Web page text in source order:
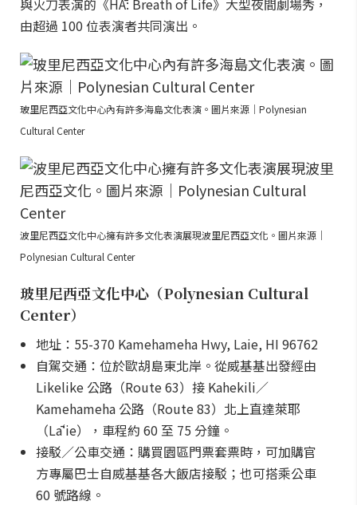
與火刀表演的《HĀ: Breath of Life》大型夜間劇場秀，
由超過 100 位表演者共同演出。
玻里尼西亞文化中心內有許多海島文化表演。圖片來源｜Polynesian
Cultural Center
波里尼西亞文化中心擁有許多文化表演展現波里尼西亞文化。圖片來源｜
Polynesian Cultural Center
玻里尼西亞文化中心（Polynesian Cultural
Center）
地址：55-370 Kamehameha Hwy, Laie, HI 96762
自駕交通：位於歐胡島東北岸。從威基基出發經由
Likelike 公路（Route 63）接 Kahekili／
Kamehameha 公路（Route 83）北上直達萊耶
（Lāʻie），車程約 60 至 75 分鐘。
接駁／公車交通：購買園區門票套票時，可加購官
方專屬巴士自威基基各大飯店接駁；也可搭乘公車
60 號路線。